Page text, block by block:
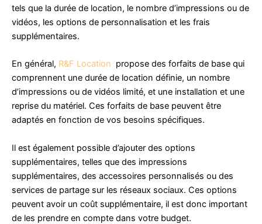
tels que la durée de location, le nombre d’impressions ou de
vidéos, les options de personnalisation et les frais
supplémentaires.
En général, R&F Location propose des forfaits de base qui
comprennent une durée de location définie, un nombre
d’impressions ou de vidéos limité, et une installation et une
reprise du matériel. Ces forfaits de base peuvent être
adaptés en fonction de vos besoins spécifiques.
Il est également possible d’ajouter des options
supplémentaires, telles que des impressions
supplémentaires, des accessoires personnalisés ou des
services de partage sur les réseaux sociaux. Ces options
peuvent avoir un coût supplémentaire, il est donc important
de les prendre en compte dans votre budget.